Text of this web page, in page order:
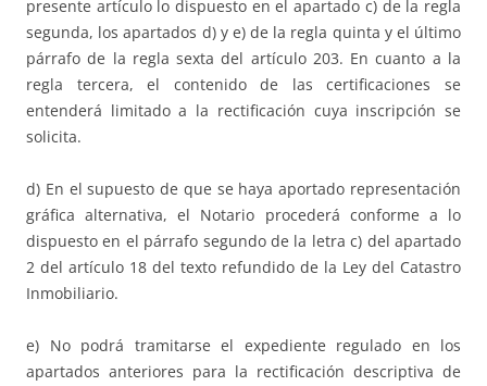
presente artículo lo dispuesto en el apartado c) de la regla
segunda, los apartados d) y e) de la regla quinta y el último
párrafo de la regla sexta del artículo 203. En cuanto a la
regla tercera, el contenido de las certificaciones se
entenderá limitado a la rectificación cuya inscripción se
solicita.
d) En el supuesto de que se haya aportado representación
gráfica alternativa, el Notario procederá conforme a lo
dispuesto en el párrafo segundo de la letra c) del apartado
2 del artículo 18 del texto refundido de la Ley del Catastro
Inmobiliario.
e) No podrá tramitarse el expediente regulado en los
apartados anteriores para la rectificación descriptiva de